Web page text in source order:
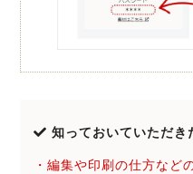
知っておいていただき
・編集や印刷の仕方など